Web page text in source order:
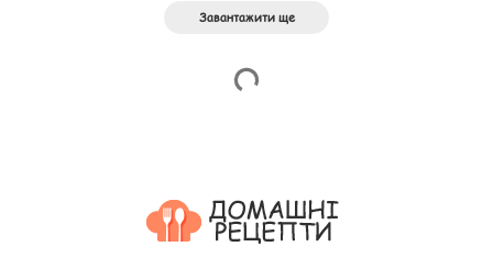
Завантажити ще